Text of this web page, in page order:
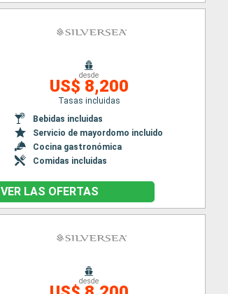
desde
US$ 8,200
Tasas incluidas
Bebidas incluidas
Servicio de mayordomo incluido
Cocina gastronómica
Comidas incluidas
VER LAS OFERTAS
desde